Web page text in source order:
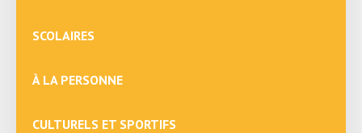
SCOLAIRES
À LA PERSONNE
CULTURELS ET SPORTIFS